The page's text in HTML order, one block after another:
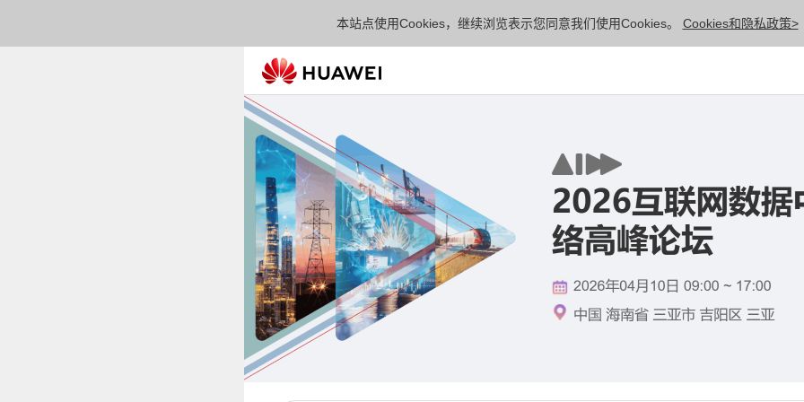
本站点使用Cookies，继续浏览表示您同意我们使用Cookies。 Cookies和隐私政策>